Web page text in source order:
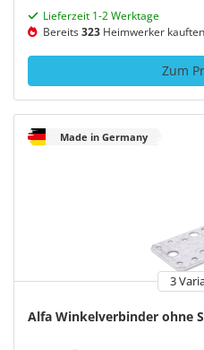
Lieferzeit 1-2 Werktage
Bereits323 Heimwerker
Zum
Made in Germany
3
Alfa Winkelverbinder ohne